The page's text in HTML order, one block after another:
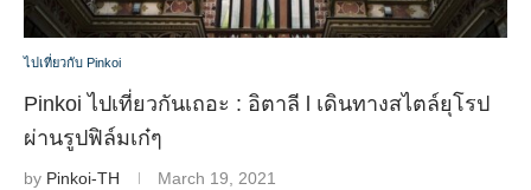
ไปเที่ยวกับ Pinkoi
Pinkoi ไปเที่ยวกันเถอะ : อิตาลี l เดินทางสไตล์ยุโรป
ผ่านรูปฟิล์มเก๋ๆ
by Pinkoi-TH March 19, 2021